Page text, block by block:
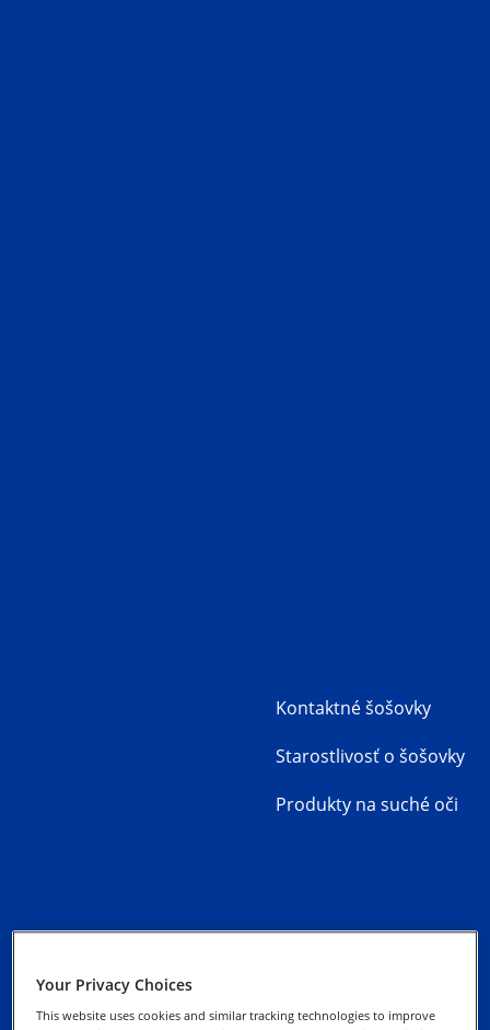
Kontaktné šošovky
Starostlivosť o šošovky
Produkty na suché oči
Kontaktujte nás
Zásady ochrany
Your Privacy Choices
This website uses cookies and similar tracking technologies to improve